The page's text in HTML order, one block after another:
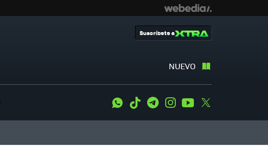
NUEVO
Suscríbete a
WhatsApp
Tiktok TelegramInstagramYoutube